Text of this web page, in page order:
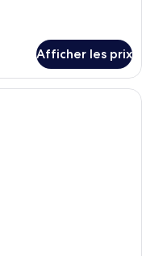
Afficher les prix
d’hôtel avec deux lits,